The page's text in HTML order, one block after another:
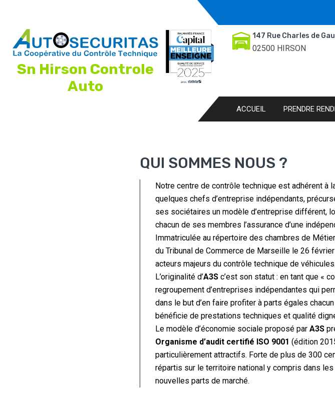
Sn Hirson Controle
Auto
147 Rue Charles de
02500 HIRSON
ACCUEIL PRENDRE
QUI SOMMES NOUS ?
Notre centre de contrôle technique est adhérent à
quelques chefs d’entreprise indépendants,
ses sociétaires un modèle d’entreprise différent,
chacun de ses membres l’assurance d’une
Immatriculée au répertoire des chambres de
du Tribunal de Commerce de Marseille le 26
acteurs majeurs du contrôle technique de véhicules.
L’originalité d’A3Sc’est son statut : en tant que «
regroupement d’entreprises indépendantes qui
dans le but d’en faire profiter à parts égales
bénéficie de prestations techniques et qualité
Le modèle d’économie sociale proposé par A3S
Organisme d’audit certifié ISO 9001 (édition
particulièrement attractifs. Forte de plus de 300
répartis sur le territoire national y compris dans les
nouvelles parts de marché.